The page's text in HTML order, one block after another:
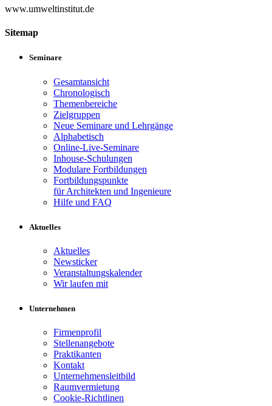
www.umweltinstitut.de
Sitemap
Seminare
Gesamtansicht
Chronologisch
Themenbereiche
Zielgruppen
Neue Seminare und Lehrgänge
Alphabetisch
Online-Live-Seminare
Inhouse-Schulungen
Modulare Fortbildungen
Fortbildungspunkte
für Architekten und Ingenieure
Hilfe und FAQ
Aktuelles
Aktuelles
Newsticker
Veranstaltungskalender
Wir laufen mit
Unternehmen
Firmenprofil
Stellenangebote
Praktikanten
Kontakt
Unternehmensleitbild
Raumvermietung
Cookie-Richtlinen